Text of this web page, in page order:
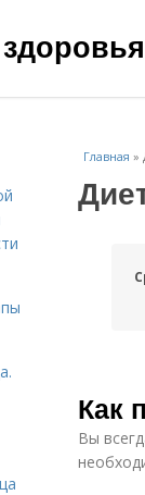
Главная »
Как
Вы